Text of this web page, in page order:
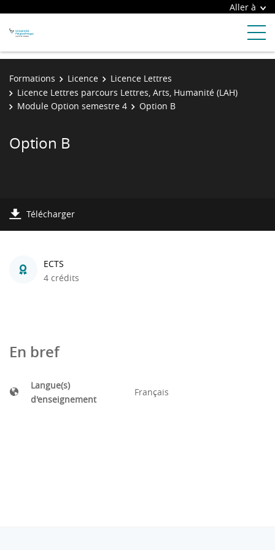
Aller à
Formations Licence
Licence Lettres
Licence Lettres parcours Lettres, Arts, Humanité (LAH)
Module Option semestre 4
Option B
Option B
Télécharger
ECTS
4 crédits
En bref
Langue(s)
d'enseignement
Français